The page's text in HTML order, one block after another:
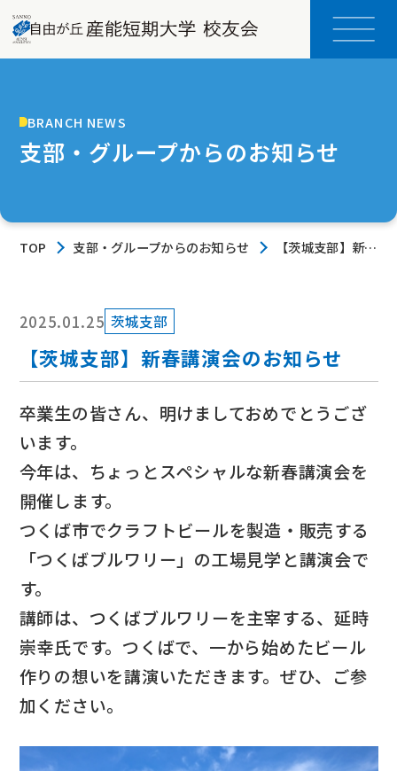
BRANCH NEWS
支部・グループからのお知らせ
TOP 支部・グループからのお知らせ
【茨城支部】新春
2025.01.25 茨城支部
【茨城支部】新春講演会のお知らせ
卒業生の皆さん、明けましておめでとうござ
います。
今年は、ちょっとスペシャルな新春講演会を
開催します。
つくば市でクラフトビールを製造・販売する
「つくばブルワリー」の工場見学と講演会で
す。
講師は、つくばブルワリーを主宰する、延時
崇幸氏です。つくばで、一から始めたビール
作りの想いを講演いただきます。ぜひ、ご参
加ください。